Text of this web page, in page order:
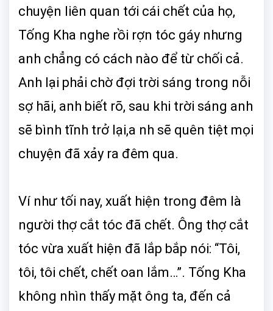
chuyện liên quan tới cái chết của họ,
Tống Kha nghe rồi rợn tóc gáy nhưng
anh chẳng có cách nào để từ chối cả.
Anh lại phải chờ đợi trời sáng trong nỗi
sợ hãi, anh biết rõ, sau khi trời sáng anh
sẽ bình tĩnh trở lại,a nh sẽ quên tiệt mọi
chuyện đã xảy ra đêm qua.
Ví như tối nay, xuất hiện trong đêm là
người thợ cắt tóc đã chết. Ông thợ cắt
tóc vừa xuất hiện đã lắp bắp nói: “Tôi,
tôi, tôi chết, chết oan lắm…”. Tống Kha
không nhìn thấy mặt ông ta, đến cả